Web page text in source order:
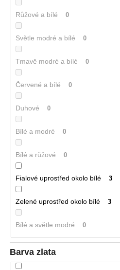
Růžové a bílé 0
Světle modré a bílé 0
Tmavě modré a bílé 0
Červené a bílé 0
Duhové 0
Bílé a modré 0
Bílé a růžové 0
Fialové uprostřed okolo bílé 3
Zelené uprostřed okolo bílé 3
Bílé a světle modré 0
Barva zlata